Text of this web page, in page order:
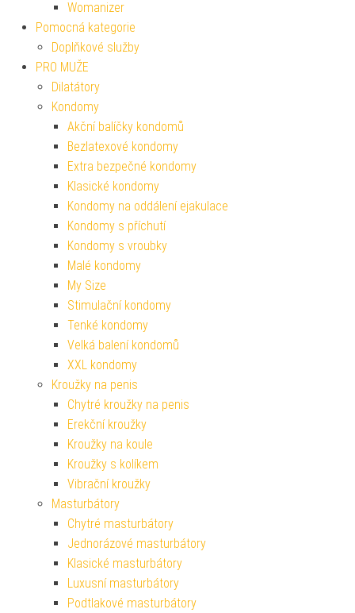
Womanizer
Pomocná kategorie
Doplňkové služby
PRO MUŽE
Dilatátory
Kondomy
Akční balíčky kondomů
Bezlatexové kondomy
Extra bezpečné kondomy
Klasické kondomy
Kondomy na oddálení ejakulace
Kondomy s příchutí
Kondomy s vroubky
Malé kondomy
My Size
Stimulační kondomy
Tenké kondomy
Velká balení kondomů
XXL kondomy
Kroužky na penis
Chytré kroužky na penis
Erekční kroužky
Kroužky na koule
Kroužky s kolíkem
Vibrační kroužky
Masturbátory
Chytré masturbátory
Jednorázové masturbátory
Klasické masturbátory
Luxusní masturbátory
Podtlakové masturbátory